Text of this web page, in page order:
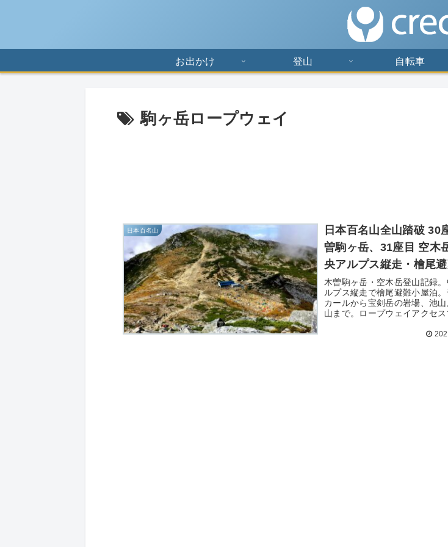
お出かけ 登山 自転車
駒ヶ岳ロープウェイ
日本百名山
日本百名山全山踏破 30
曽駒ヶ岳、31座目 空木
央アルプス縦走・檜尾
屋泊
木曽駒ヶ岳・空木岳登山記録。
ルプス縦走で檜尾避難小屋泊
カールから宝剣岳の岩場、池
山まで。ロープウェイアクセス